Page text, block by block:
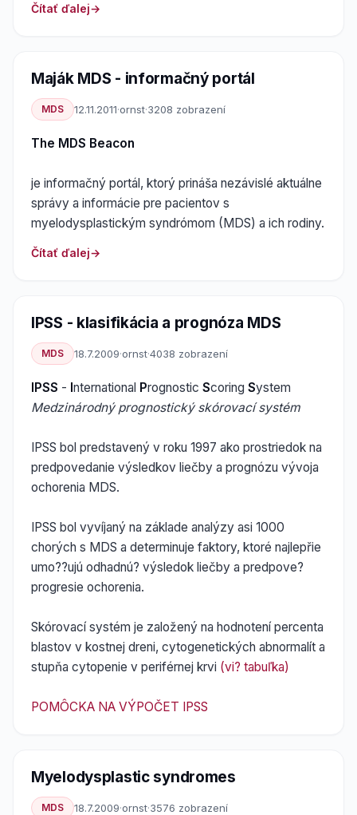
Čítať ďalej
Maják MDS - informačný portál
MDS 12.11.2011·ornst·3208 zobrazení
The MDS Beacon
je informačný portál, ktorý prináša nezávislé aktuálne
správy a informácie pre pacientov s
myelodysplastickým syndrómom (MDS) a ich rodiny.
Čítať ďalej
IPSS - klasifikácia a prognóza MDS
MDS 18.7.2009·ornst·4038 zobrazení
IPSS - International Prognostic Scoring System
Medzinárodný prognostický skórovací systém
IPSS bol predstavený v roku 1997 ako prostriedok na
predpovedanie výsledkov liečby a prognózu vývoja
ochorenia MDS.
IPSS bol vyvíjaný na základe analýzy asi 1000
chorých s MDS a determinuje faktory, ktoré najlepřie
umo??ujú odhadnú? výsledok liečby a predpove?
progresie ochorenia.
Skórovací systém je založený na hodnotení percenta
blastov v kostnej dreni, cytogenetických abnormalít a
stupňa cytopenie v periférnej krvi (vi? tabuľka)
POMÔCKA NA VÝPOČET IPSS
Myelodysplastic syndromes
MDS 18.7.2009·ornst·3576 zobrazení